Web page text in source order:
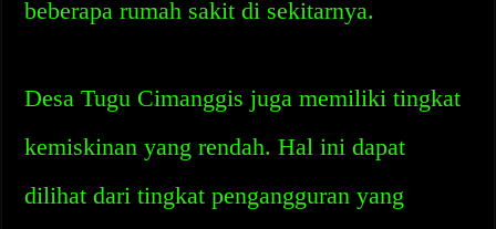
beberapa rumah sakit di sekitarnya.
Desa Tugu Cimanggis juga memiliki tingkat
kemiskinan yang rendah. Hal ini dapat
dilihat dari tingkat pengangguran yang